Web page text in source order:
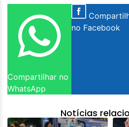
Compartilhar no
WhatsApp
no Facebook
Notícias